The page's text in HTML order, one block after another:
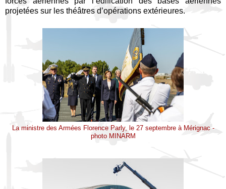
projetées sur les théâtres d’opérations extérieures.
La ministre des Armées Florence Parly, le 27 septembre à Mérignac -
photo MINARM